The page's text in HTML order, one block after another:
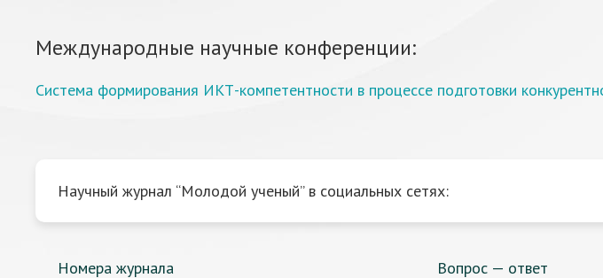
Международные научные конференции:
Система формирования ИКТ-компетентности в процессе подготовки
Научный журнал “Молодой ученый” в социальных сетях:
Номера журнала Вопрос — ответ